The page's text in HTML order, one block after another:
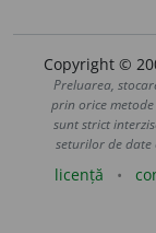
Copyright ©
Preluarea,
prin orice
sunt strict
seturilor de date
licență